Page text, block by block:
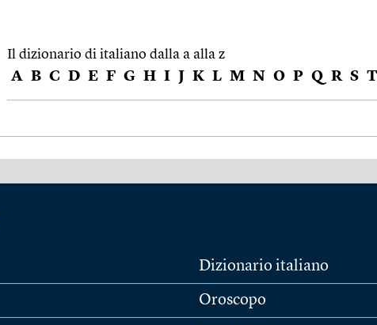
Il dizionario di italiano dalla a alla z
A B C D E F G H I J K L M N O P Q R S T
Dizionario italiano
Oroscopo